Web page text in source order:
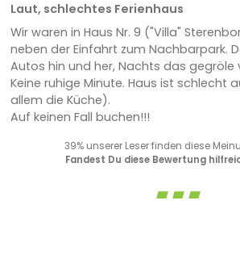
Laut, schlechtes Ferienhaus
Wir waren in Haus Nr. 9 ("Villa"
neben der Einfahrt zum Nachbarpark.
Autos hin und her, Nachts das gegröle
Keine ruhige Minute. Haus ist schlecht
allem die Küche).
Auf keinen Fall buchen!!!
39% unserer Leser finden diese
Fandest Du diese Bewertung